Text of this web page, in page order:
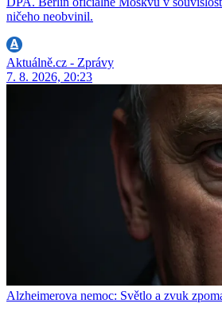
ničeho neobvinil.
Aktuálně.cz - Zprávy
7. 8. 2026, 20:23
Alzheimerova nemoc: Světlo a zvuk